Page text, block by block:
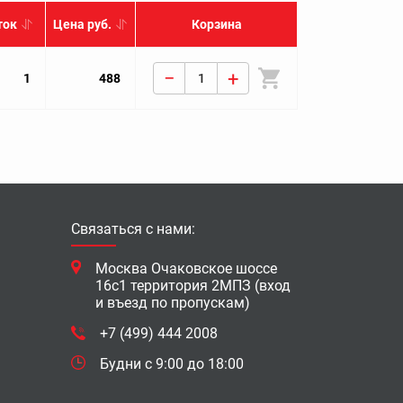
Цена руб. Корзина
1 488 − +
Связаться с нами:
Москва Очаковское шоссе
16с1 территория 2МПЗ (вход
и въезд по пропускам)
+7 (499) 444 2008
Будни с 9:00 до 18:00